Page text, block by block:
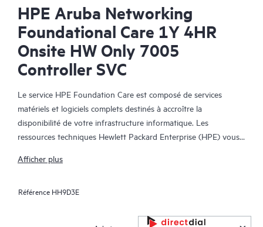
HPE Aruba Networking
Foundational Care 1Y 4HR
Onsite HW Only 7005
Controller SVC
Le service HPE Foundation Care est composé de services
matériels et logiciels complets destinés à accroître la
disponibilité de votre infrastructure informatique. Les
ressources techniques Hewlett Packard Enterprise (HPE) vous
informatique pour vous aider à résoudre les problèmes
certains produits tiers.
Pour les matériels couverts par HPE Foundation Care, le service
Afficher plus
Référence HH9D3E